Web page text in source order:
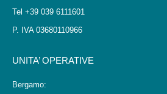
Tel +39 039 6111601
P. IVA 03680110966
UNITA’ OPERATIVE
Bergamo: